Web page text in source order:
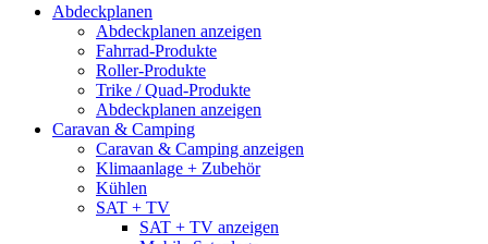
Abdeckplanen
Abdeckplanen anzeigen
Fahrrad-Produkte
Roller-Produkte
Trike / Quad-Produkte
Abdeckplanen anzeigen
Caravan & Camping
Caravan & Camping anzeigen
Klimaanlage + Zubehör
Kühlen
SAT + TV
SAT + TV anzeigen